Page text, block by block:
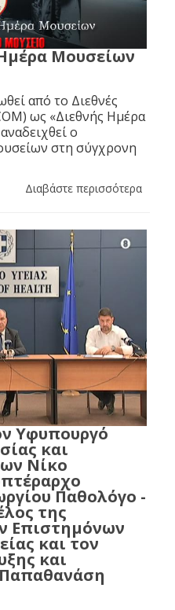
Μουσείων
από το Διεθνές
ως «Διεθνής Ημέρα
ο
στη σύγχρονη
Διαβάστε περισσότερα
Υφυπουργό
και
Νίκο
Παθολόγο -
της
Επιστημόνων
και τον
και